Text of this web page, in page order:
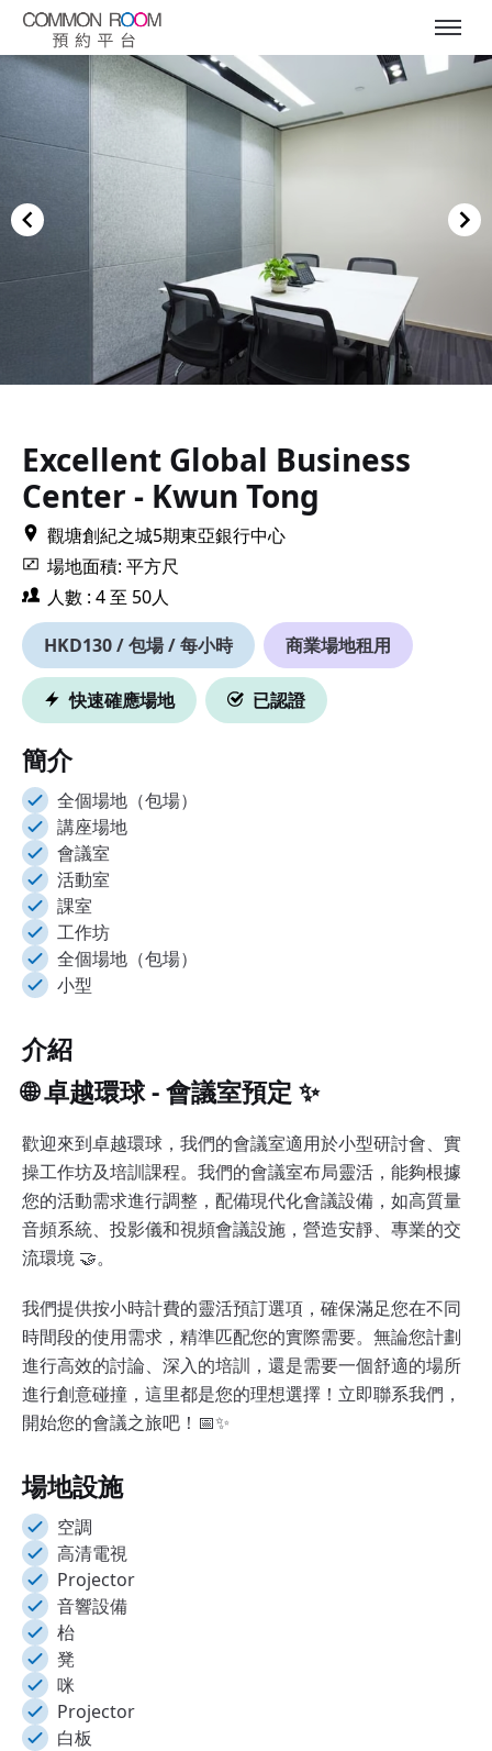
Excellent Global Business
Center - Kwun Tong
觀塘創紀之城5期東亞銀行中心
場地面積: 平方尺
人數 : 4 至 50人
HKD130 / 包場 / 每小時
商業場地租用
快速確應場地 已認證
簡介
全個場地（包場）
講座場地
會議室
活動室
課室
工作坊
全個場地（包場）
小型
介紹
🌐 卓越環球 - 會議室預定 ✨
歡迎來到卓越環球，我們的會議室適用於小型研討會、實
操工作坊及培訓課程。我們的會議室布局靈活，能夠根據
您的活動需求進行調整，配備現代化會議設備，如高質量
音頻系統、投影儀和視頻會議設施，營造安靜、專業的交
流環境 🤝。
我們提供按小時計費的靈活預訂選項，確保滿足您在不同
時間段的使用需求，精準匹配您的實際需要。無論您計劃
進行高效的討論、深入的培訓，還是需要一個舒適的場所
進行創意碰撞，這里都是您的理想選擇！立即聯系我們，
開始您的會議之旅吧！📅✨
場地設施
空調
高清電視
Projector
音響設備
枱
凳
咪
Projector
白板